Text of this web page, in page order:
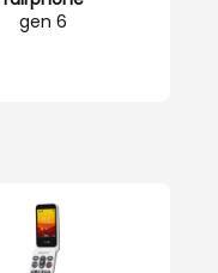
gen 6